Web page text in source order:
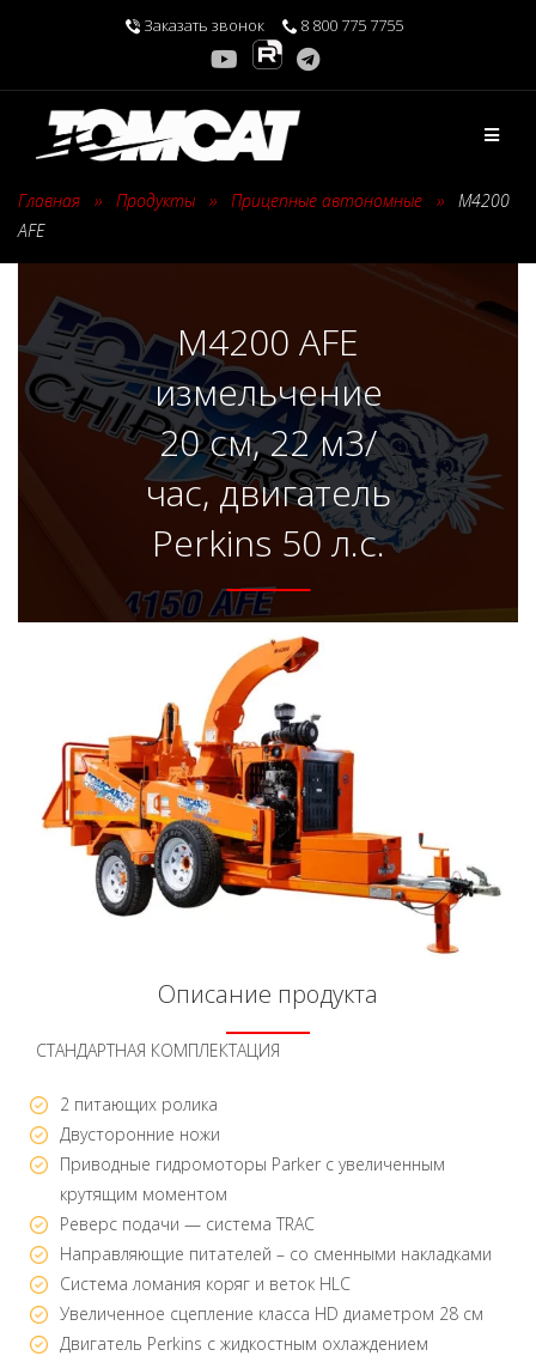
Заказать звонок 8 800 775 7755
Главная › Продукты › Прицепные автономные ›
M4200
AFE
M4200 AFE
измельчение
20 см, 22 м3/
час, двигатель
Perkins 50 л.с.
Описание продукта
СТАНДАРТНАЯ КОМПЛЕКТАЦИЯ
2 питающих ролика
Двусторонние ножи
Приводные гидромоторы Parker с увеличенным
крутящим моментом
Реверс подачи — система TRAC
Направляющие питателей – со сменными накладками
Система ломания коряг и веток HLC
Увеличенное сцепление класса HD диаметром 28 см
Двигатель Perkins с жидкостным охлаждением